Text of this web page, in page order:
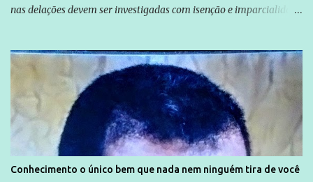
nas delações devem ser investigadas com isenção e imparcialidade
Globo manteve com o Grupo Odebrecht, citada na delação de
Emílio Odebrecht. Lula sempre atuou para promover o Brasil no
exterior, e não para promover determinadas empresas ou
empresários" Assina a nota o advogado Cristiano Zanin Martins
Conhecimento o único bem que nada nem ninguém tira de você